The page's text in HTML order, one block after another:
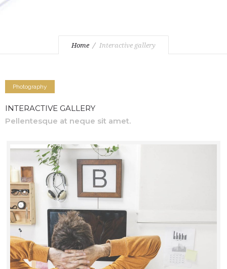
Home Interactive gallery
Photography
INTERACTIVE GALLERY
Pellentesque at neque sit amet.